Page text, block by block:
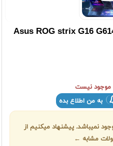
Asus ROG strix G16
موجود نیست
به من اطلاع بده
نمیباشد. پیشنهاد میکنیم از
مشابه ←